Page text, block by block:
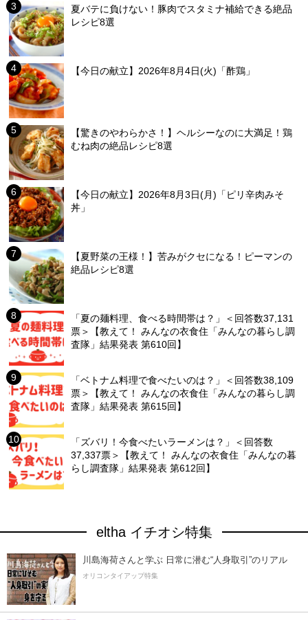
夏バテに負けない！豚肉でスタミナ補給できる絶品
レシピ8選
【今日の献立】2026年8月4日(火)「酢鶏」
【驚きのやわらかさ！】ヘルシーなのに大満足！鶏
むね肉の絶品レシピ8選
【今日の献立】2026年8月3日(月)「ピリ辛肉みそ
丼」
【夏野菜の王様！】苦みがクセになる！ピーマンの
絶品レシピ8選
「夏の麺料理、食べる時間帯は？」＜回答数37,131
票＞【教えて！ みんなの衣食住「みんなの暮らし調
査隊」結果発表 第610回】
「ベトナム料理で食べたいのは？」＜回答数38,109
票＞【教えて！ みんなの衣食住「みんなの暮らし調
査隊」結果発表 第615回】
「ズバリ！今食べたいラーメンは？」＜回答数
37,337票＞【教えて！ みんなの衣食住「みんなの暮
らし調査隊」結果発表 第612回】
eltha イチオシ特集
川島海荷さんと学ぶ 日常に潜む“人身取引”のリアル
オリコンタイアップ特集